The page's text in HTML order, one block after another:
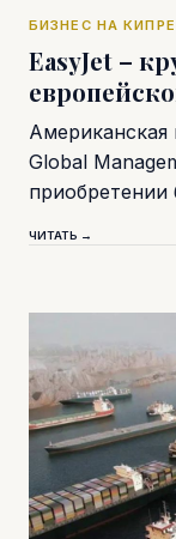
БИЗНЕС НА КИПРЕ
EasyJet –
Американская
Global
приобретении
ЧИТАТЬ →